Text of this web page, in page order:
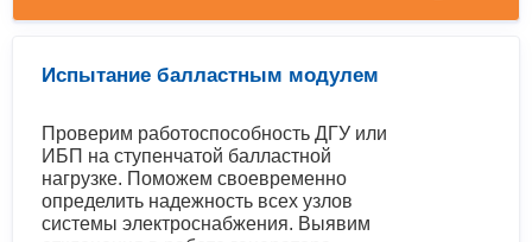
Испытание балластным модулем
Проверим работоспособность ДГУ или
ИБП на ступенчатой балластной
нагрузке. Поможем своевременно
определить надежность всех узлов
системы электроснабжения. Выявим